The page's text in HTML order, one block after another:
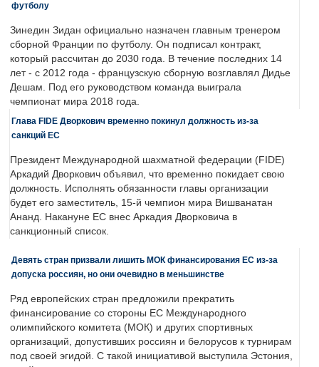
футболу
Зинедин Зидан официально назначен главным тренером
сборной Франции по футболу. Он подписал контракт,
который рассчитан до 2030 года. В течение последних 14
лет - с 2012 года - французскую сборную возглавлял Дидье
Дешам. Под его руководством команда выиграла
чемпионат мира 2018 года.
Глава FIDE Дворкович временно покинул должность из-за
санкций ЕС
Президент Международной шахматной федерации (FIDE)
Аркадий Дворкович объявил, что временно покидает свою
должность. Исполнять обязанности главы организации
будет его заместитель, 15-й чемпион мира Вишванатан
Ананд. Накануне ЕС внес Аркадия Дворковича в
санкционный список.
Девять стран призвали лишить МОК финансирования ЕС из-за
допуска россиян, но они очевидно в меньшинстве
Ряд европейских стран предложили прекратить
финансирование со стороны ЕС Международного
олимпийского комитета (МОК) и других спортивных
организаций, допустивших россиян и белорусов к турнирам
под своей эгидой. С такой инициативой выступила Эстония,